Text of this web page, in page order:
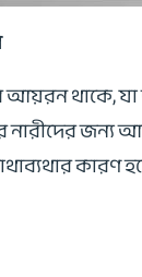
আয়রন থাকে,
নারীদের জন্য